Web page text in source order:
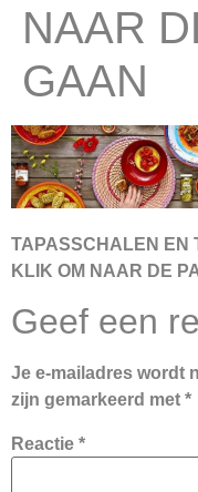
NAAR
GAAN
TAPASSCHALEN EN
KLIK OM NAAR DE
Geef een
Je e-mailadres wordt
zijn gemarkeerd met *
Reactie *